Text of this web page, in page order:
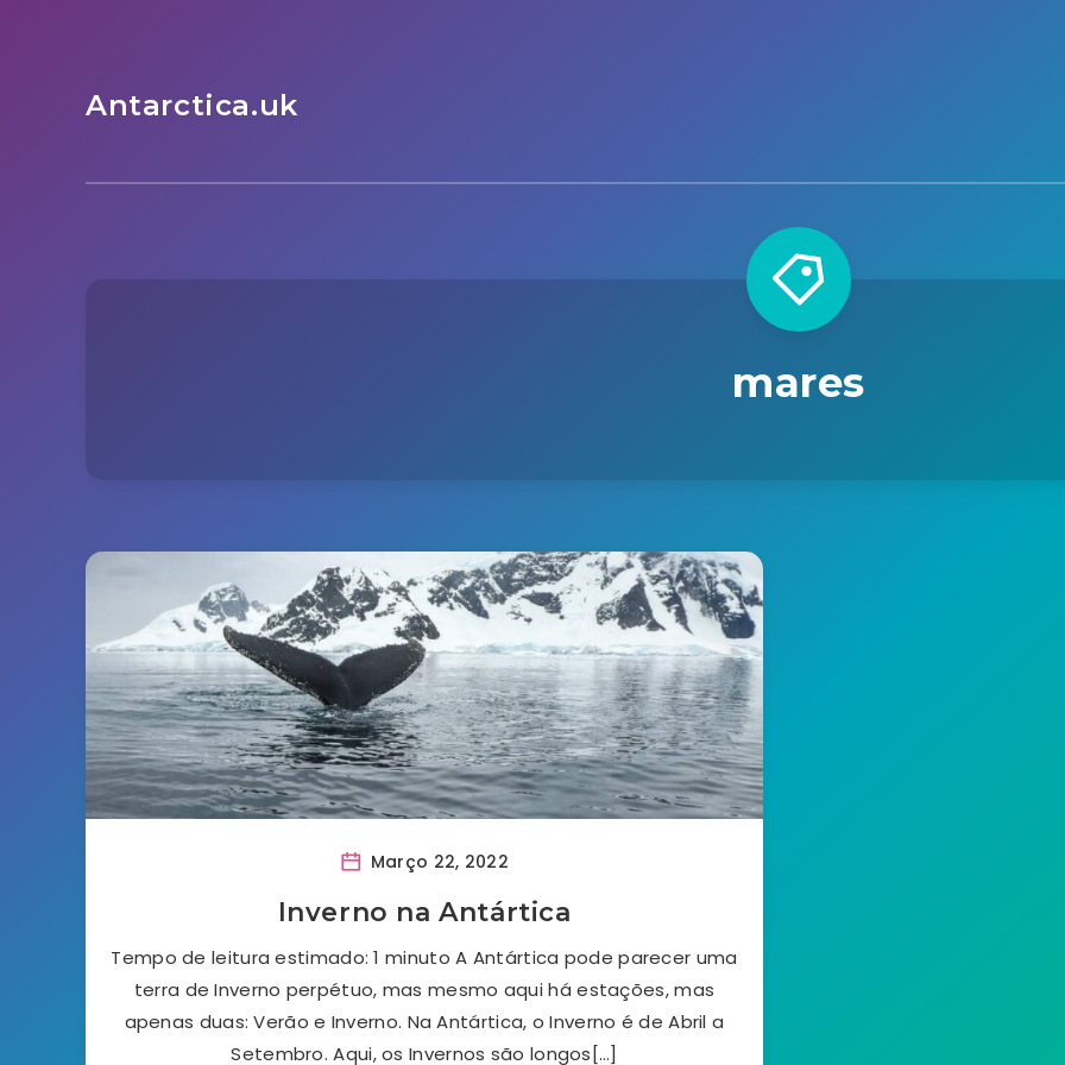
Antarctica.uk
mares
Março 22, 2022
Inverno na Antártica
Tempo de leitura estimado: 1 minuto A Antártica pode parecer uma
terra de Inverno perpétuo, mas mesmo aqui há estações, mas
apenas duas: Verão e Inverno. Na Antártica, o Inverno é de Abril a
Setembro. Aqui, os Invernos são longos[…]